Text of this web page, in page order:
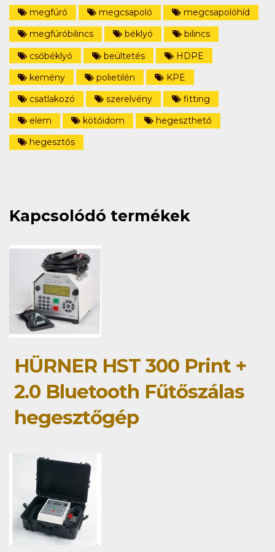
megfúró
megcsapoló
megcsapolóhíd
megfúróbilincs
béklyó
bilincs
csőbéklyó
beültetés
HDPE
kemény
polietilén
KPE
csatlakozó
szerelvény
fitting
elem
kötőidom
hegeszthető
hegesztős
Kapcsolódó termékek
HÜRNER HST 300 Print +
2.0 Bluetooth Fűtőszálas
hegesztőgép